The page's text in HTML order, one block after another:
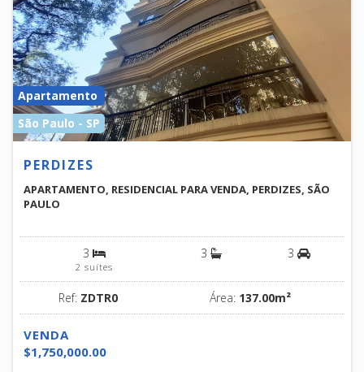
Apartamento
São Paulo - SP
PERDIZES
APARTAMENTO, RESIDENCIAL PARA VENDA, PERDIZES, SÃO
PAULO
3
2 suítes
3 3
Ref: ZDTR0 Área: 137.00m²
VENDA
$1,750,000.00